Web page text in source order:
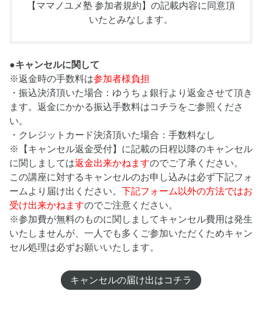
【ママノユメ塾 参加者規約】 の記載内容に同意頂
いたとみなします。
●キャンセルに関して
※返金時の手数料は参加者様負担
・振込決済頂いた場合：ゆうちょ銀行より返金させて頂き
ます。返金にかかる振込手数料はコチラをご参照くださ
い。
・クレジットカード決済頂いた場合：手数料なし
※【キャンセル返金受付】に記載の日程以降のキャンセル
に関しましては返金出来かねますのでご了承ください。
この講座に対するキャンセルのお申し込みは必ず下記フォ
ームより届け出ください。 下記フォーム以外の方法ではお
受け出来かねますのでご注意ください。
※参加費が無料のものに関しましてキャンセル費用は発生
いたしませんが、一人でも多くご参加いただくためキャン
セル処理は必ずお願いいたします。
キャンセルの届け出はコチラ